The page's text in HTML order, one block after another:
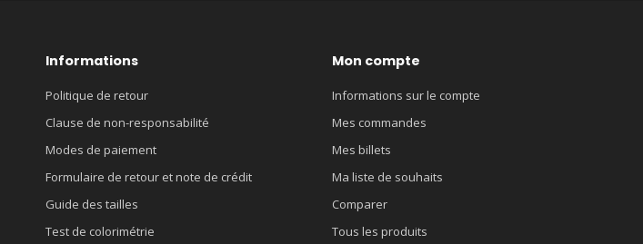
Informations
Politique de retour
Clause de non-responsabilité
Modes de paiement
Formulaire de retour et note de crédit
Guide des tailles
Test de colorimétrie
Mon compte
Informations sur le compte
Mes commandes
Mes billets
Ma liste de souhaits
Comparer
Tous les produits